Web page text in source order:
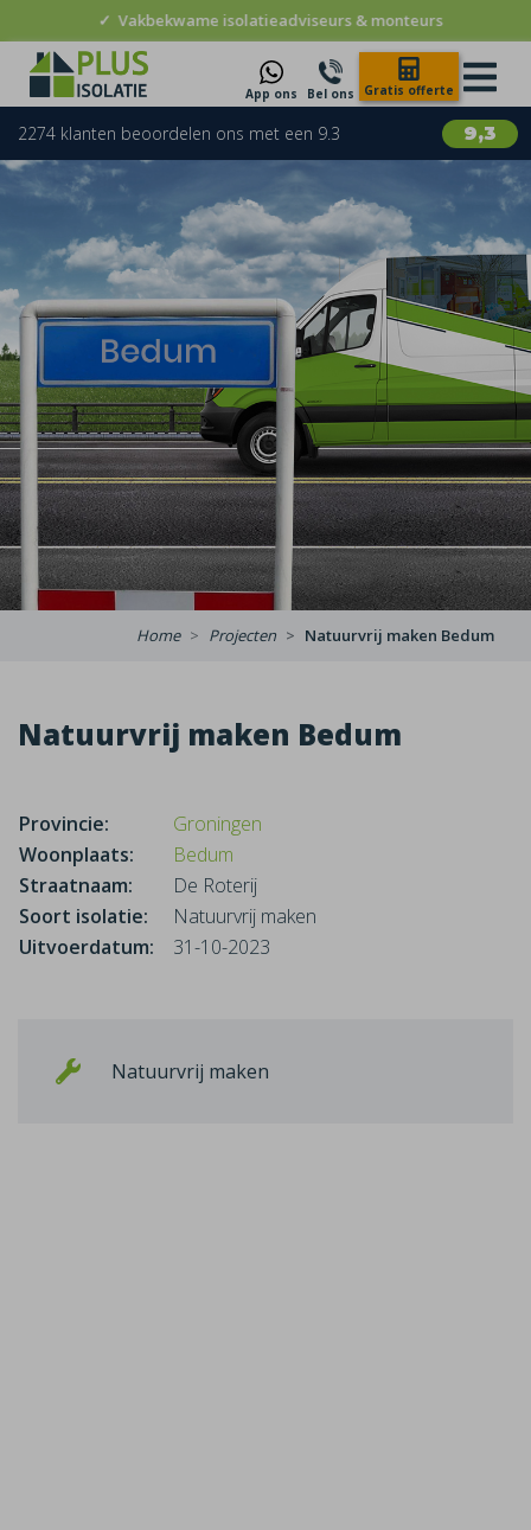
✓ Vakbekwame isolatieadviseurs & monteurs
App ons Bel ons Gratis offerte
9,3
2274 klanten beoordelen ons met een 9.3
Home Projecten Natuurvrij maken Bedum
Natuurvrij maken Bedum
Provincie:
Groningen
Woonplaats:
Bedum
Straatnaam:
De Roterij
Soort isolatie:
Natuurvrij maken
Uitvoerdatum:
31-10-2023
Natuurvrij maken